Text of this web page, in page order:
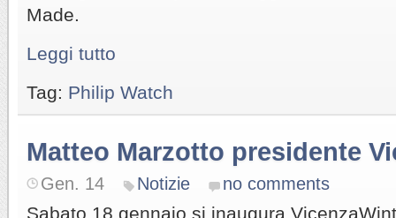
Made.
Leggi tutto
Tag: Philip Watch
Matteo Marzotto presidente
Gen. 14 Notizie no comments
Sabato 18 gennaio si inaugura